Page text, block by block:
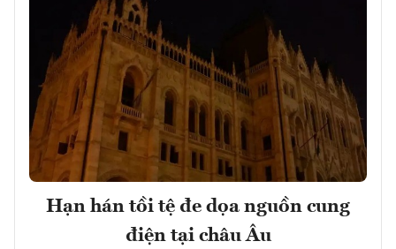
Hạn hán tồi tệ đe dọa nguồn cung
điện tại châu Âu